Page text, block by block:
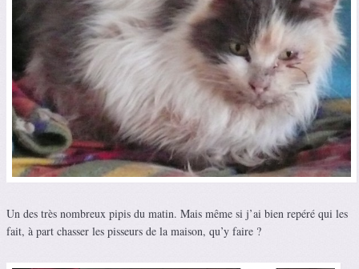
Un des très nombreux pipis du matin. Mais même si j’ai bien repéré qui les
fait, à part chasser les pisseurs de la maison, qu’y faire ?